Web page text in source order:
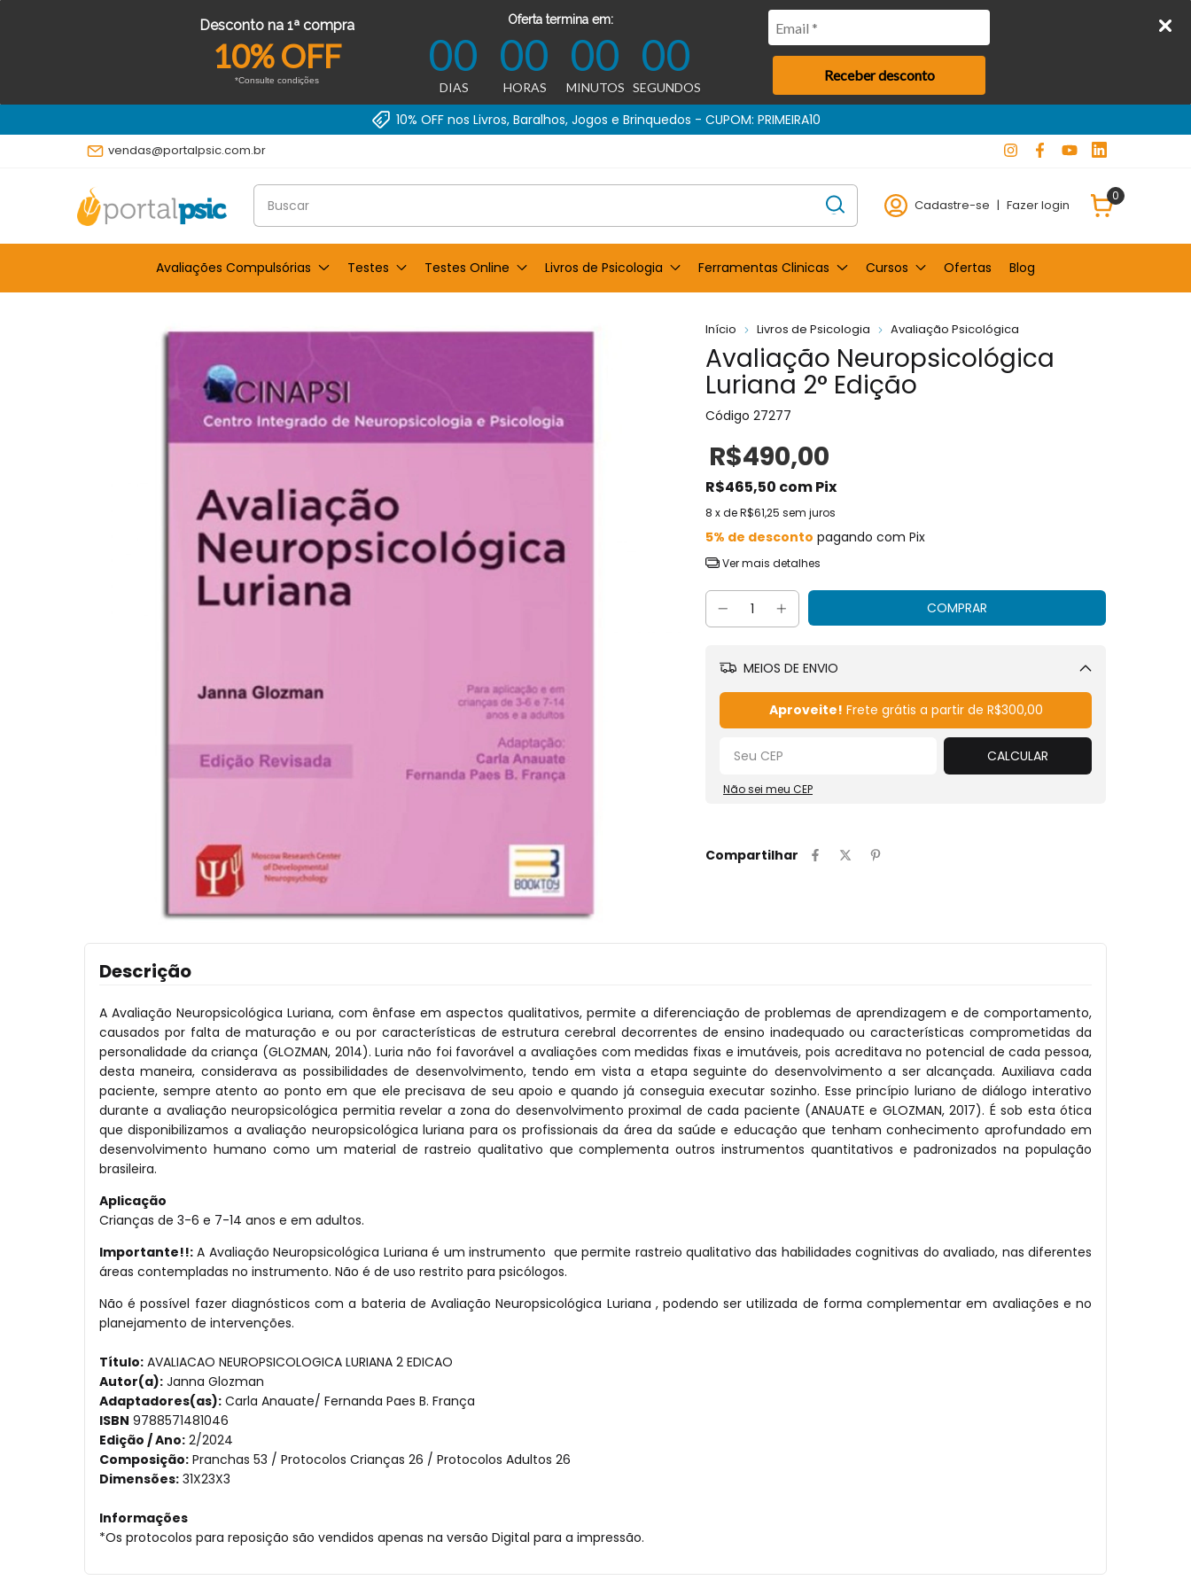
Desconto na 1ª compra
10% OFF
*Consulte condições
Oferta termina em:
00
DIAS
00
HORAS
00
MINUTOS
00
SEGUNDOS
Receber desconto
Compra garantida
vendas@portalpsic.com.br
Cadastre-se | Fazer login
0
Avaliações Compulsórias Testes Testes Online Livros de Psicologia Ferramentas Clinicas Cursos Ofertas Blog
Início Livros de Psicologia Avaliação Psicológica
Avaliação Neuropsicológica
Luriana 2° Edição
Código 27277
R$490,00
R$465,50 comPix
8 x deR$61,25 sem juros
5% de desconto pagando com Pix
Ver mais detalhes
MEIOS DE ENVIO
Aproveite! Frete grátis a partir de R$300,00
CALCULAR
Não sei meu CEP
Compartilhar
Descrição
A Avaliação Neuropsicológica Luriana, com ênfase em aspectos qualitativos, permite a diferenciação de problemas de aprendizagem e de comportamento,
causados por falta de maturação e ou por características de estrutura cerebral decorrentes de ensino inadequado ou características comprometidas da
personalidade da criança (GLOZMAN, 2014). Luria não foi favorável a avaliações com medidas fixas e imutáveis, pois acreditava no potencial de cada pessoa,
desta maneira, considerava as possibilidades de desenvolvimento, tendo em vista a etapa seguinte do desenvolvimento a ser alcançada. Auxiliava cada
paciente, sempre atento ao ponto em que ele precisava de seu apoio e quando já conseguia executar sozinho. Esse princípio luriano de diálogo interativo
durante a avaliação neuropsicológica permitia revelar a zona do desenvolvimento proximal de cada paciente (ANAUATE e GLOZMAN, 2017). É sob esta ótica
que disponibilizamos a avaliação neuropsicológica luriana para os profissionais da área da saúde e educação que tenham conhecimento aprofundado em
desenvolvimento humano como um material de rastreio qualitativo que complementa outros instrumentos quantitativos e padronizados na população
brasileira.
Aplicação
Crianças de 3-6 e 7-14 anos e em adultos.
Importante!!: A Avaliação Neuropsicológica Luriana é um instrumento que permite rastreio qualitativo das habilidades cognitivas do avaliado, nas diferentes
áreas contempladas no instrumento. Não é de uso restrito para psicólogos.
Não é possível fazer diagnósticos com a bateria de Avaliação Neuropsicológica Luriana , podendo ser utilizada de forma complementar em avaliações e no
planejamento de intervenções.
Título: AVALIACAO NEUROPSICOLOGICA LURIANA 2 EDICAO
Autor(a): Janna Glozman
Adaptadores(as): Carla Anauate/ Fernanda Paes B. França
ISBN 9788571481046
Edição / Ano: 2/2024
Composição: Pranchas 53 / Protocolos Crianças 26 / Protocolos Adultos 26
Dimensões: 31X23X3
Informações
*Os protocolos para reposição são vendidos apenas na versão Digital para a impressão.